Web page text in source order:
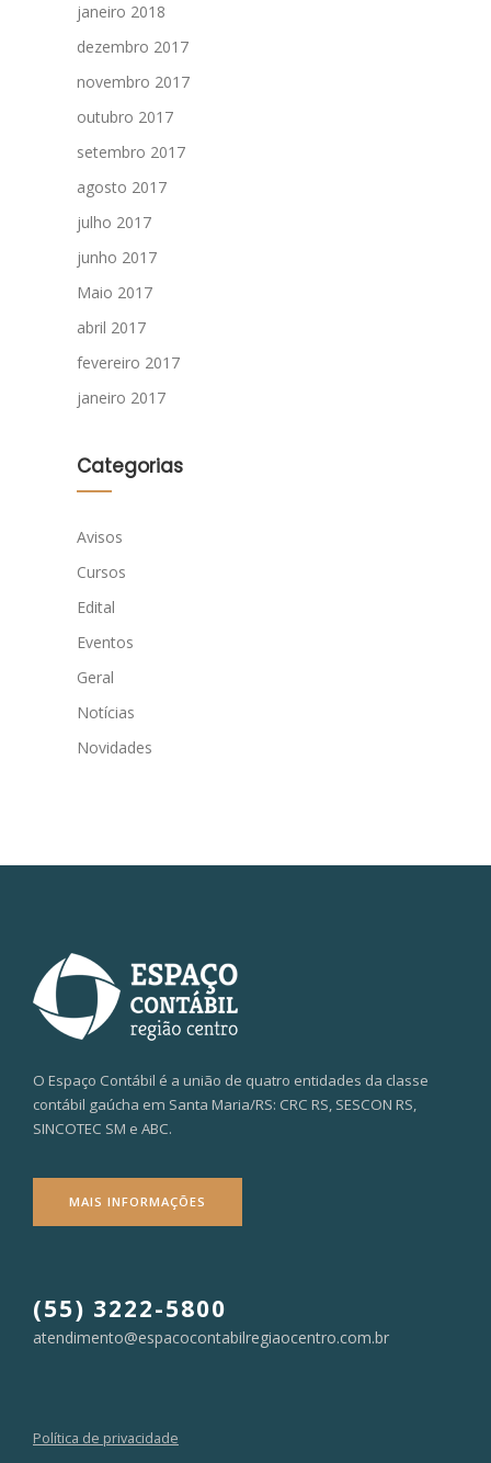
janeiro 2018
dezembro 2017
novembro 2017
outubro 2017
setembro 2017
agosto 2017
julho 2017
junho 2017
Maio 2017
abril 2017
fevereiro 2017
janeiro 2017
Categorias
Avisos
Cursos
Edital
Eventos
Geral
Notícias
Novidades
O Espaço Contábil é a união de quatro entidades da classe
contábil gaúcha em Santa Maria/RS: CRC RS, SESCON RS,
SINCOTEC SM e ABC.
MAIS INFORMAÇÕES
(55) 3222-5800
atendimento@espacocontabilregiaocentro.com.br
Política de privacidade